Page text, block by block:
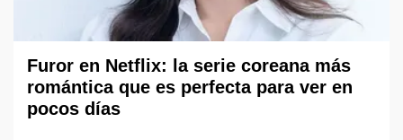
Furor en Netflix: la serie coreana más
romántica que es perfecta para ver en
pocos días